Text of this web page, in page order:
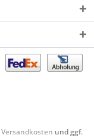
Versandkosten und ggf.